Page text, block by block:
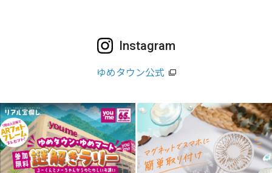
Instagram
ゆめタウン公式